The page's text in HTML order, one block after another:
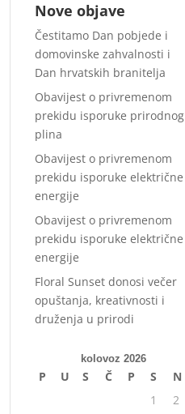
Nove objave
Čestitamo Dan pobjede i
domovinske zahvalnosti i
Dan hrvatskih branitelja
Obavijest o privremenom
prekidu isporuke prirodnog
plina
Obavijest o privremenom
prekidu isporuke električne
energije
Obavijest o privremenom
prekidu isporuke električne
energije
Floral Sunset donosi večer
opuštanja, kreativnosti i
druženja u prirodi
kolovoz 2026
P U S Č P S
N
1
2